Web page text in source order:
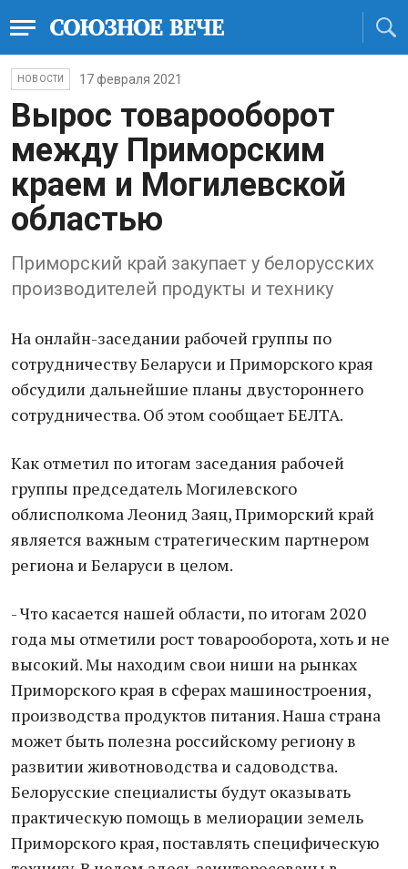
НОВОСТИ 17 февраля 2021
Вырос товарооборот
между Приморским
краем и Могилевской
областью
Приморский край закупает у белорусских
производителей продукты и технику
На онлайн-заседании рабочей группы по
сотрудничеству Беларуси и Приморского края
обсудили дальнейшие планы двустороннего
сотрудничества. Об этом сообщает БЕЛТА.
Как отметил по итогам заседания рабочей
группы председатель Могилевского
облисполкома Леонид Заяц, Приморский край
является важным стратегическим партнером
региона и Беларуси в целом.
- Что касается нашей области, по итогам 2020
года мы отметили рост товарооборота, хоть и не
высокий. Мы находим свои ниши на рынках
Приморского края в сферах машиностроения,
производства продуктов питания. Наша страна
может быть полезна российскому региону в
развитии животноводства и садоводства.
Белорусские специалисты будут оказывать
практическую помощь в мелиорации земель
Приморского края, поставлять специфическую